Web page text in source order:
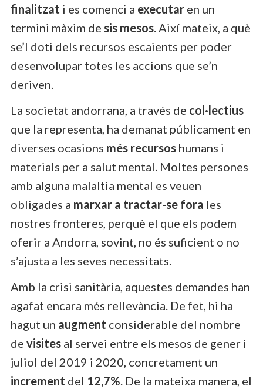
finalitzat i es comenci a executar en un
termini màxim de sis mesos. Així mateix, a què
se’l doti dels recursos escaients per poder
desenvolupar totes les accions que se’n
deriven.
La societat andorrana, a través de col·lectius
que la representa, ha demanat públicament en
diverses ocasions més recursos humans i
materials per a salut mental. Moltes persones
amb alguna malaltia mental es veuen
obligades a marxar a tractar-se fora les
nostres fronteres, perquè el que els podem
oferir a Andorra, sovint, no és suficient o no
s’ajusta a les seves necessitats.
Amb la crisi sanitària, aquestes demandes han
agafat encara més rellevància. De fet, hi ha
hagut un augment considerable del nombre
de visites al servei entre els mesos de gener i
juliol del 2019 i 2020, concretament un
increment del 12,7%. De la mateixa manera, el